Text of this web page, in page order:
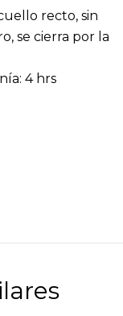
recto, sin
se cierra por la
4 hrs